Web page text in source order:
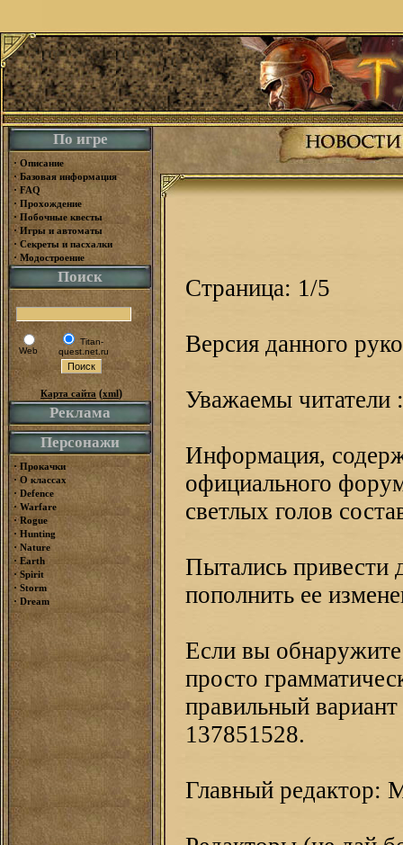
По игре
· Описание
· Базовая информация
· FAQ
· Прохождение
· Побочные квесты
· Игры и автоматы
· Секреты и пасхалки
· Модостроение
Поиск
Web
Titan-
quest.net.ru
Карта сайта (xml)
Реклама
Персонажи
·Прокачки
·О классах
·Defence
· Warfare
·Rogue
· Hunting
·Nature
·Earth
·Spirit
· Storm
·Dream
Страница: 1/5
Версия данного
Уважаемы читатели
Информация,
официального
светлых голов
Пытались привести
пополнить ее
Если вы
просто
правильный
137851528.
Главный редактор: